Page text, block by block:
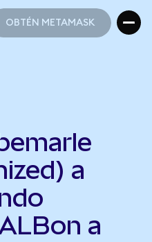
OBTÉN METAMASK
a
a